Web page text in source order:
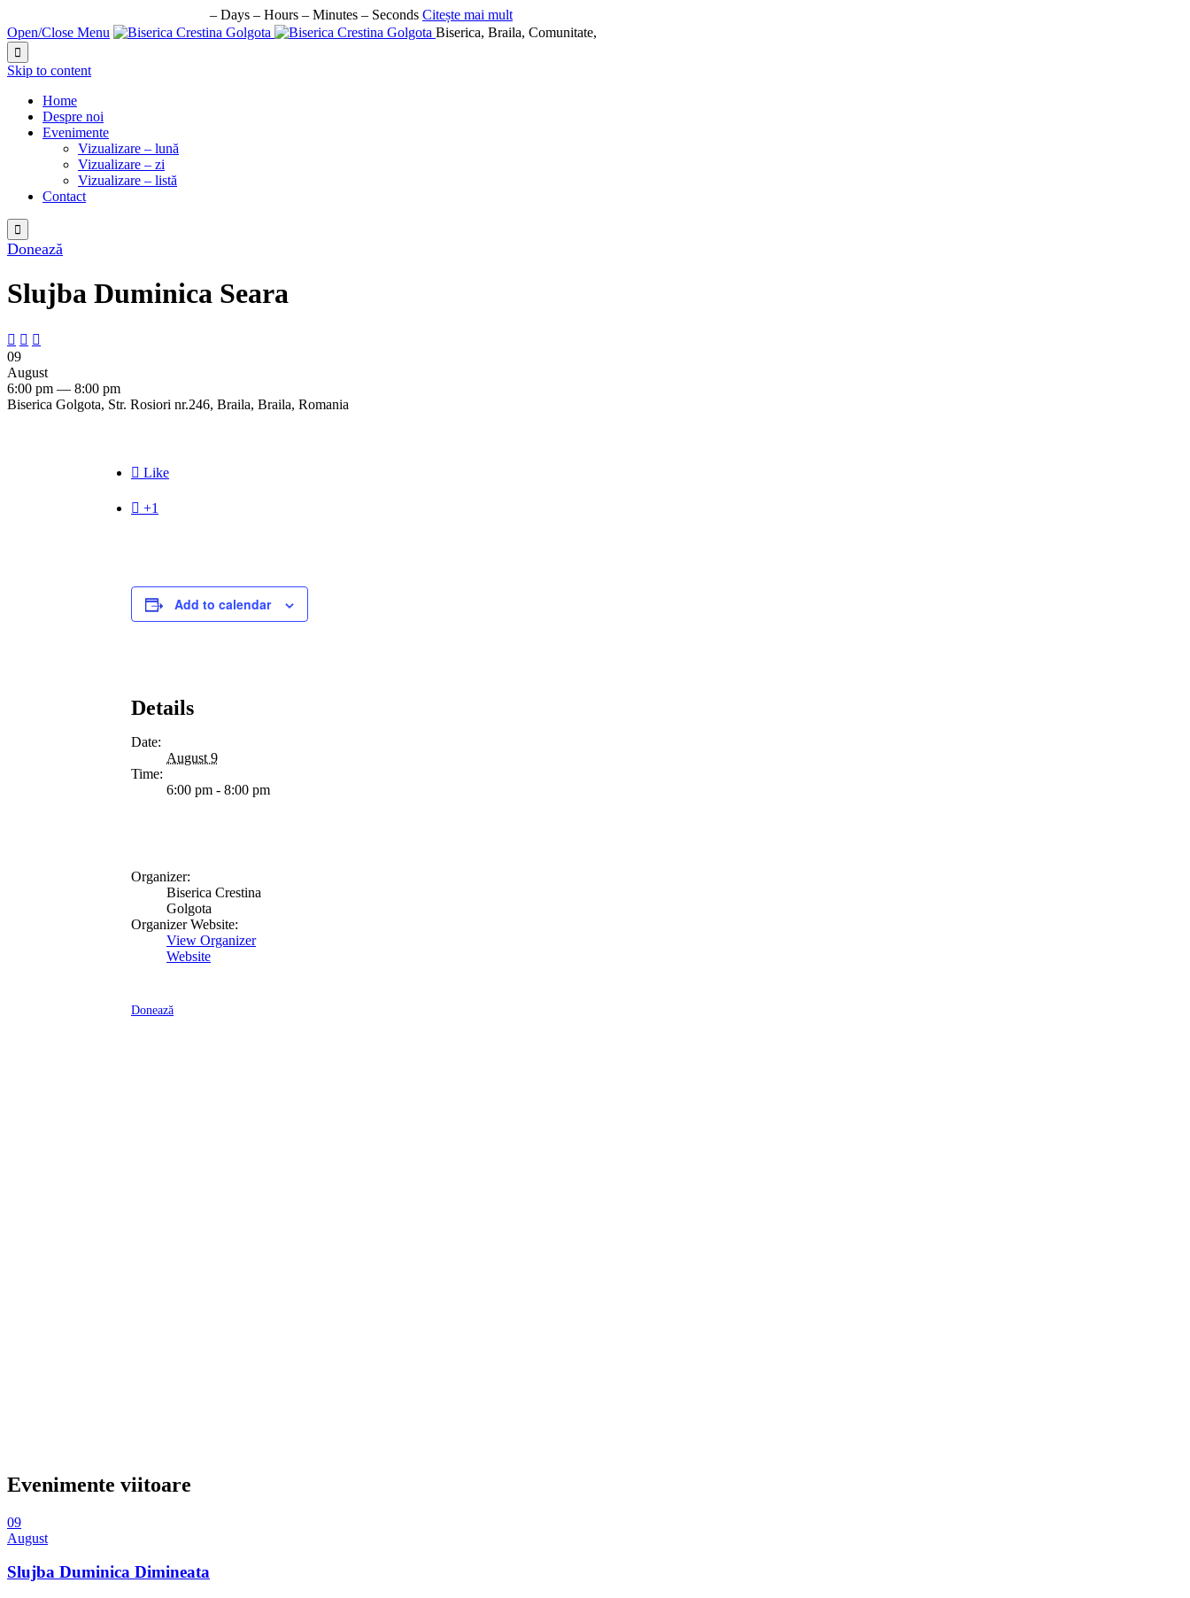
– Days – Hours – Minutes – Seconds Citește mai mult
Open/Close Menu
Biserica, Braila, Comunitate,

Skip to content
Home
Despre noi
Evenimente
Vizualizare – lună
Vizualizare – zi
Vizualizare – listă
Contact

Donează
Slujba Duminica Seara
  
09
August
6:00 pm — 8:00 pm
Biserica Golgota, Str. Rosiori nr.246, Braila, Braila, Romania
 Like
 +1
Add to calendar
Details
Date:
August 9
Time:
6:00 pm - 8:00 pm
Organizer:
Biserica Crestina
Golgota
Organizer Website:
View Organizer
Website
Donează
Evenimente viitoare
09
August
Slujba Duminica Dimineata